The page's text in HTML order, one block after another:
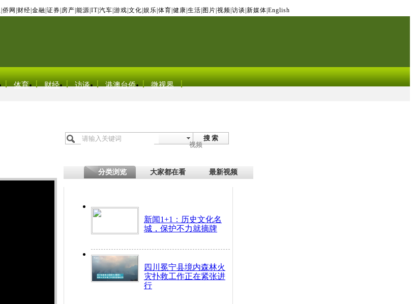
侨网 财经 金融 证券 房产 能源 IT| 汽车 游戏 文化 娱乐 体育 健康 生活 图片 视频 访谈 新媒体 English
体育 财经 访谈 港澳台侨 微视界
搜 索
视频
分类浏览 大家都在看 最新视频
新闻1+1：历史文化名
城，保护不力就摘牌
四川冕宁县境内森林火
灾扑救工作正在紧张进
行